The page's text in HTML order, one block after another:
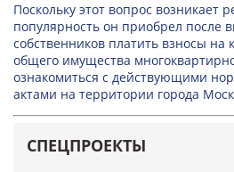
Поскольку этот вопрос возникает
популярность он приобрел после
собственников платить взносы
общего имущества
ознакомиться с действующими
актами на территории города
СПЕЦПРОЕКТЫ